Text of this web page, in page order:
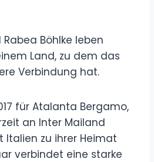
Böhlke leben
Land, zu dem das
Verbindung hat.
für Atalanta Bergamo,
an Inter Mailand
Italien zu ihrer Heimat
verbindet eine starke